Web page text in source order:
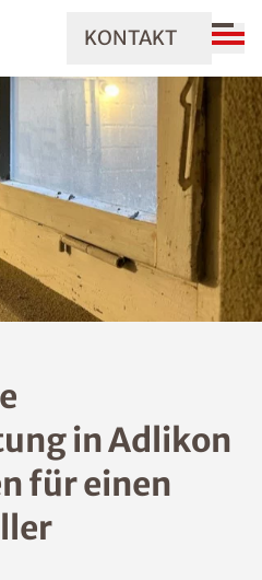
KONTAKT
in Adlikon
für einen